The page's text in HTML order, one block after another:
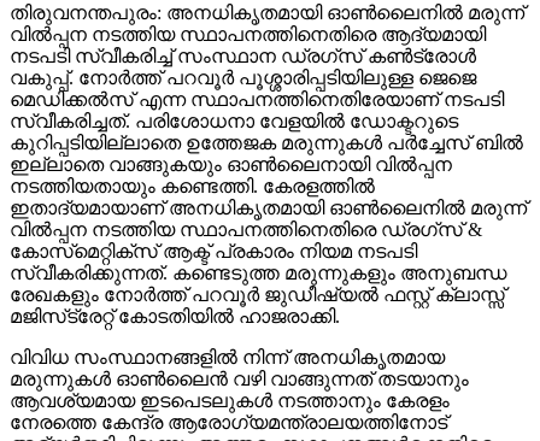
തിരുവനന്തപുരം: അനധികൃതമായി ഓണ്‍ലൈനില്‍ മരുന്ന്
വില്‍പ്പന നടത്തിയ സ്ഥാപനത്തിനെതിരെ ആദ്യമായി
നടപടി സ്വീകരിച്ച് സംസ്ഥാന ഡ്രഗ്‌സ് കണ്‍ട്രോള്‍
വകുപ്പ്. നോര്‍ത്ത് പറവൂര്‍ പൂശ്ശാരിപ്പടിയിലുള്ള ജെജെ
മെഡിക്കല്‍സ് എന്ന സ്ഥാപനത്തിനെതിരേയാണ് നടപടി
സ്വീകരിച്ചത്. പരിശോധനാ വേളയില്‍ ഡോക്ടറുടെ
കുറിപ്പടിയില്ലാതെ ഉത്തേജക മരുന്നുകള്‍ പര്‍ച്ചേസ് ബില്‍
ഇല്ലാതെ വാങ്ങുകയും ഓണ്‍ലൈനായി വില്‍പ്പന
നടത്തിയതായും കണ്ടെത്തി. കേരളത്തില്‍
ഇതാദ്യമായാണ് അനധികൃതമായി ഓണ്‍ലൈനില്‍ മരുന്ന്
വില്‍പ്പന നടത്തിയ സ്ഥാപനത്തിനെതിരെ ഡ്രഗ്‌സ് &
കോസ്‌മെറ്റിക്‌സ് ആക്ട് പ്രകാരം നിയമ നടപടി
സ്വീകരിക്കുന്നത്. കണ്ടെടുത്ത മരുന്നുകളും അനുബന്ധ
രേഖകളും നോര്‍ത്ത് പറവൂര്‍ ജുഡീഷ്യല്‍ ഫസ്റ്റ് ക്ലാസ്സ്
മജിസ്‌ട്രേറ്റ് കോടതിയില്‍ ഹാജരാക്കി.
വിവിധ സംസ്ഥാനങ്ങളില്‍ നിന്ന് അനധികൃതമായ
മരുന്നുകള്‍ ഓണ്‍ലൈന്‍ വഴി വാങ്ങുന്നത് തടയാനും
ആവശ്യമായ ഇടപെടലുകള്‍ നടത്താനും കേരളം
നേരത്തെ കേന്ദ്ര ആരോഗ്യമന്ത്രാലയത്തിനോട്